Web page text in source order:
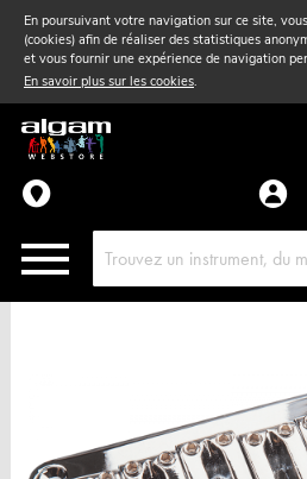
En poursuivant votre navigation sur ce site,
(cookies) afin de réaliser des statistiques
et vous fournir une expérience de navigation
En savoir plus sur les cookies.
Vent& Violon
Accessoires
Pièces détachées